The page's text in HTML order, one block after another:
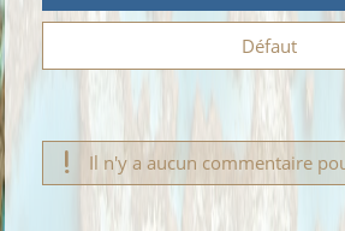
Défaut
Il n'y a aucun commentaire